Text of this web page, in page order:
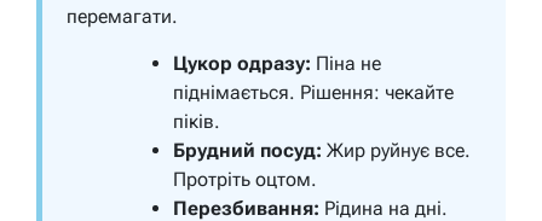
перемагати.
Цукор одразу: Піна не
піднімається. Рішення: чекайте
піків.
Брудний посуд: Жир руйнує все.
Протріть оцтом.
Перезбивання: Рідина на дні.